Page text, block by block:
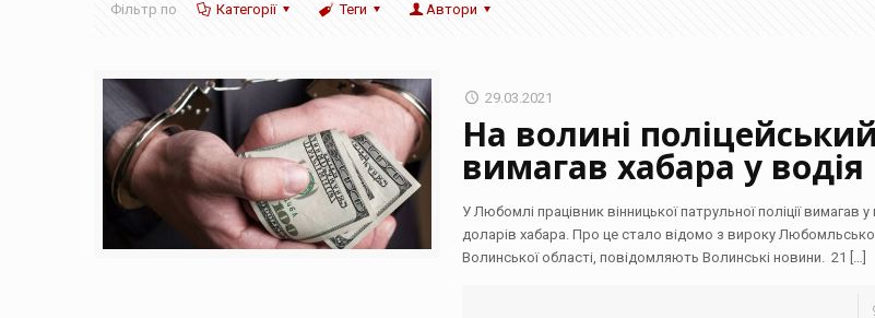
Фільтр по Категорії Теги Автори
29.03.2021
На волині поліцейський
вимагав хабара у водія
У Любомлі працівник вінницької патрульної поліції вимагав у
доларів хабара. Про це стало відомо з вироку
Волинської області, повідомляють Волинські новини. 21 […]